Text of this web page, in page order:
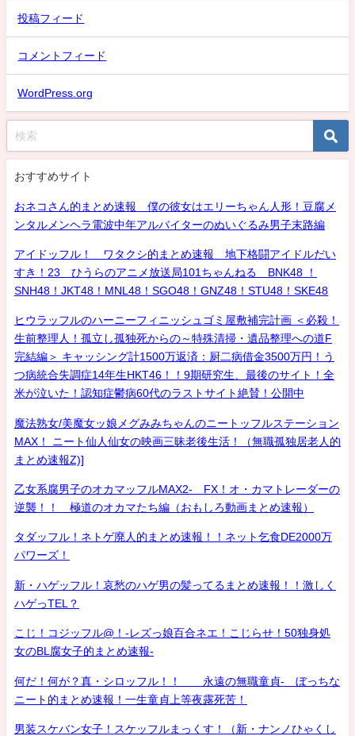
投稿フィード
コメントフィード
WordPress.org
おすすめサイト
おネコさん的まとめ速報 僕の彼女はエリーちゃん人形！豆腐メ
ンタルメンヘラ電波中年アルバイターのぬいぐるみ男子末路編
アイドッフル！ ワタクシ的まとめ速報 地下格闘アイドルだい
すき！23 ひうらのアニメ放送局101ちゃんねる BNK48 ！
SNH48！JKT48！MNL48！SGO48！GNZ48！STU48！SKE48
ヒウラッフルのハーニーフィニッシュゴミ屋敷補完計画 ＜必殺！
生前整理人！孤立し孤独死からの～特殊清掃・遺品整理への道F
完結編＞ キャッシング計1500万返済：厨二病借金3500万円！う
つ病統合失調症14年生HKT46！！9期研究生、最後のサイト！全
米が泣いた！認知症鬱病60代のラストサイト絶賛！公開中
魔法熟女/美魔女ッ娘メグみみちゃんのニートッフルステーション
MAX！ ニート仙人仙女の映画三昧老後生活！（無職孤独居老人的
まとめ速報Z)]
乙女系腐男子のオカマッフルMAX2- FX！オ・カマトレーダーの
逆襲！！ 極道のオカマたち編（おもしろ動画まとめ速報）
タダッフル！ネトゲ廃人的まとめ速報！！ネット乞食DE2000万
パワーズ！
新・ハゲッフル！哀愁のハゲ男の髪ってるまとめ速報！！激しく
ハゲっTEL？
こじ！コジッフル@！-レズっ娘百合ネエ！こじらせ！50独身処
女のBL腐女子的まとめ速報-
何だ！何が？真・シロッフル！！ 永遠の無職童貞- ぼっちな
ニート的まとめ速報！一生童貞上等夜露死苦！
男装スケバン女子！スケッフルまっくす！（新・ナンノひゃくし